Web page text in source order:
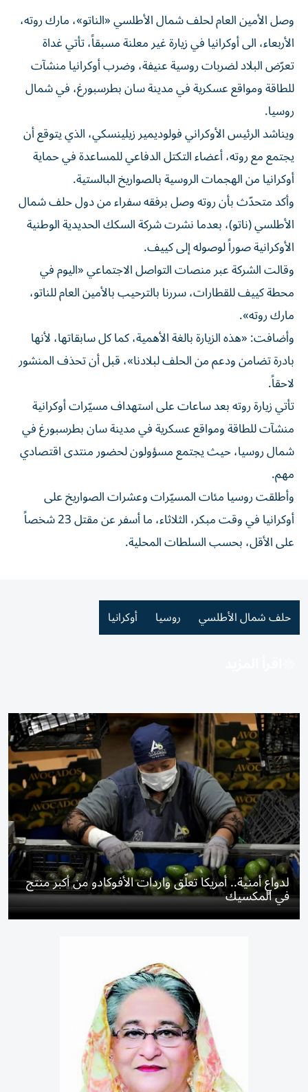
وصل الأمين العام لحلف شمال الأطلسي «الناتو»، مارك روته،
الأربعاء، الى أوكرانيا في زيارة غير معلنة مسبقاً، تأتي غداة
تعرّض البلاد لضربات روسية عنيفة، وضرب أوكرانيا منشآت
للطاقة ومواقع عسكرية في مدينة سان بطرسبورغ، في شمال
روسيا.
ويناشد الرئيس الأوكراني فولوديمير زيلينسكي، الذي يتوقع أن
يجتمع مع روته، أعضاء التكتل الدفاعي للمساعدة في حماية
أوكرانيا من الهجمات الروسية بالصواريخ البالستية.
وأكد متحدّث بأن روته وصل برفقه سفراء من دول حلف شمال
الأطلسي (ناتو)، بعدما نشرت شركة السكك الحديدية الوطنية
الأوكرانية صوراً لوصوله إلى كييف.
وقالت الشركة عبر منصات التواصل الاجتماعي «اليوم في
محطة كييف للقطارات، سررنا بالترحيب بالأمين العام للناتو،
مارك روته».
وأضافت: «هذه الزيارة بالغة الأهمية، كما كل سابقاتها، لأنها
بادرة تضامن ودعم من الحلف لبلادنا»، قبل أن تحذف المنشور
لاحقاً.
تأتي زيارة روته بعد ساعات على استهداف مسيّرات أوكرانية
منشآت للطاقة ومواقع عسكرية في مدينة سان بطرسبورغ في
شمال روسيا، حيث يجتمع مسؤولون لحضور منتدى اقتصادي
مهم.
وأطلقت روسيا مئات المسيّرات وعشرات الصواريخ على
أوكرانيا في وقت مبكر، الثلاثاء، ما أسفر عن مقتل 23 شخصاً
على الأقل، بحسب السلطات المحلية.
حلف شمال الأطلسي روسيا أوكرانيا
لدواعٍ أمنية.. أمريكا تعلّق واردات الأفوكادو من أكبر منتج
في المكسيك